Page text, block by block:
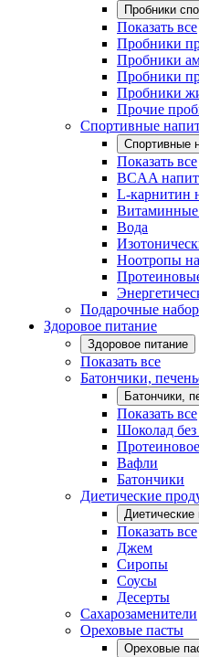
Пробники
Показать все
Пробники
Пробники
Пробники
Пробники
Прочие
Спортивные
Спортивные
Показать все
BCAA
L-карнитин
Витаминные
Вода
Ноотропы
Подарочные
Здоровое питание
Здоровое питание
Показать все
Батончики,
Батончики,
Показать все
Шоколад без
Вафли
Батончики
Диетические
Диетические
Показать все
Джем
Сиропы
Соусы
Десерты
Сахарозаменители
Ореховые пасты
Ореховые